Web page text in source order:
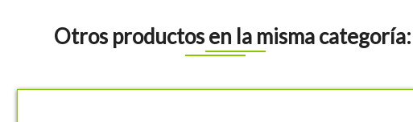
Otros productos en la misma categoría: